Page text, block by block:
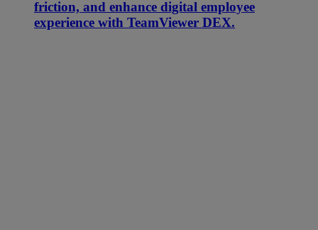
friction, and enhance digital employee
experience with TeamViewer DEX.